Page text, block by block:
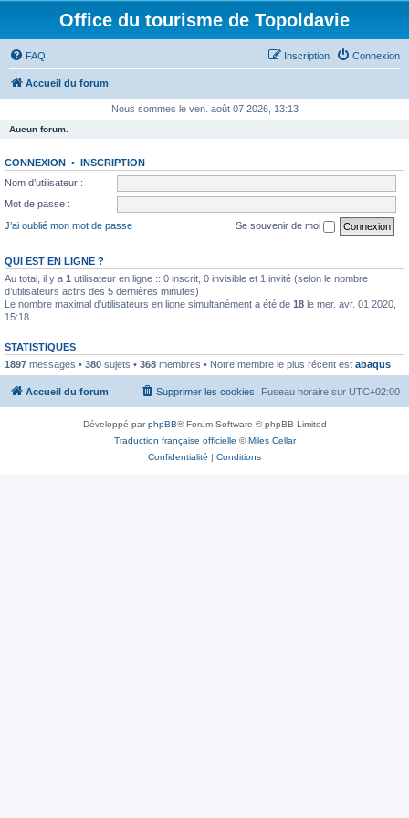
Office du tourisme de Topoldavie
FAQ Connexion
Inscription
Accueil du forum
Nous sommes le ven. août 07 2026, 13:13
Aucun forum.
CONNEXION • INSCRIPTION
Nom d’utilisateur :
Mot de passe :
J’ai oublié mon mot de passe
Se souvenir de moi
QUI EST EN LIGNE ?
Au total, il y a 1 utilisateur en ligne :: 0 inscrit, 0 invisible et 1 invité (selon le nombre
d’utilisateurs actifs des 5 dernières minutes)
Le nombre maximal d’utilisateurs en ligne simultanément a été de 18 le mer. avr. 01 2020,
15:18
STATISTIQUES
1897 messages • 380 sujets • 368 membres • Notre membre le plus récent est abaqus
Accueil du forum Fuseau horaire sur UTC+02:00
Supprimer les cookies
Développé parphpBB® Forum Software © phpBB Limited
Traduction française officielle ©Miles Cellar
Confidentialité | Conditions